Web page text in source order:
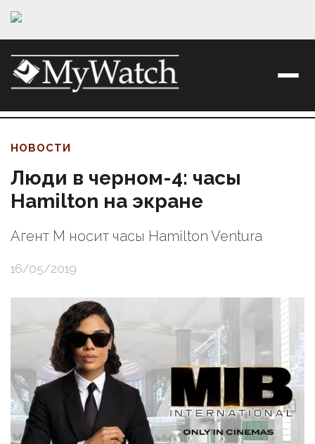
НОВОСТИ
Люди в черном-4: часы
Hamilton на экране
Агент М носит часы Hamilton Ventura
16/05/2019